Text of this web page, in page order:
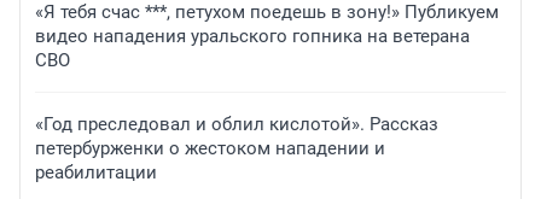
«Я тебя счас ***, петухом поедешь в зону!» Публикуем
видео нападения уральского гопника на ветерана
СВО
«Год преследовал и облил кислотой». Рассказ
петербурженки о жестоком нападении и
реабилитации